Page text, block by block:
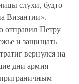
слухи, будто
Византии».
отправил Петру
и защищать
вернулся на
дни армия